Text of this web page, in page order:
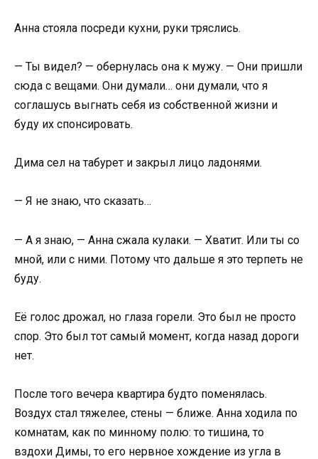
Анна стояла посреди кухни, руки тряслись.
— Ты видел? — обернулась она к мужу. — Они пришли
сюда с вещами. Они думали… они думали, что я
соглашусь выгнать себя из собственной жизни и
буду их спонсировать.
Дима сел на табурет и закрыл лицо ладонями.
— Я не знаю, что сказать…
— А я знаю, — Анна сжала кулаки. — Хватит. Или ты со
мной, или с ними. Потому что дальше я это терпеть не
буду.
Её голос дрожал, но глаза горели. Это был не просто
спор. Это был тот самый момент, когда назад дороги
нет.
После того вечера квартира будто поменялась.
Воздух стал тяжелее, стены — ближе. Анна ходила по
комнатам, как по минному полю: то тишина, то
вздохи Димы, то его нервное хождение из угла в